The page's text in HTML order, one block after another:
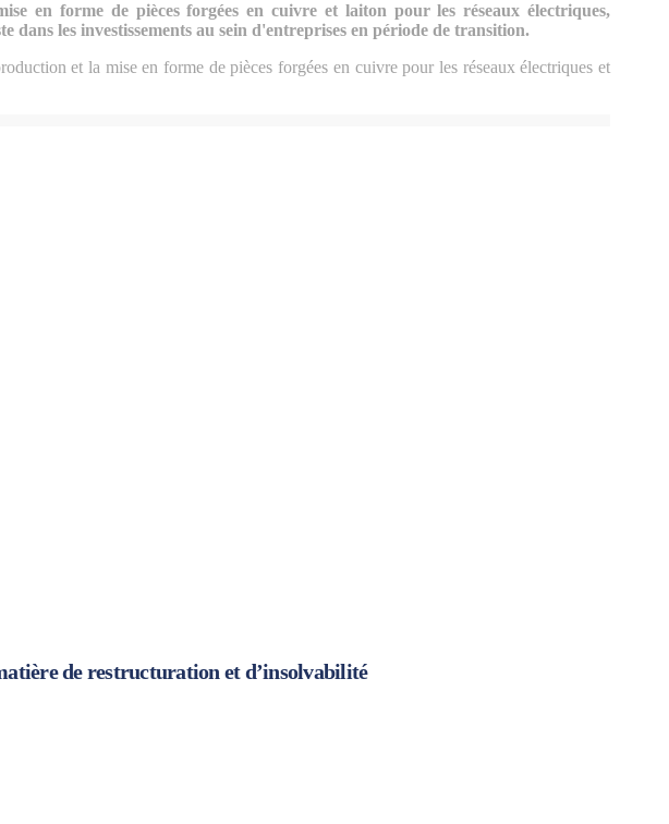
en forme de pièces forgées en cuivre et laiton pour les réseaux électriques,
dans les investissements au sein d'entreprises en période de transition.
et la mise en forme de pièces forgées en cuivre pour les réseaux électriques et
de restructuration et d’insolvabilité